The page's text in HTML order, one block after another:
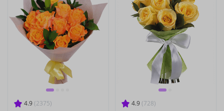
4.9 (2375) 4.9 (728)